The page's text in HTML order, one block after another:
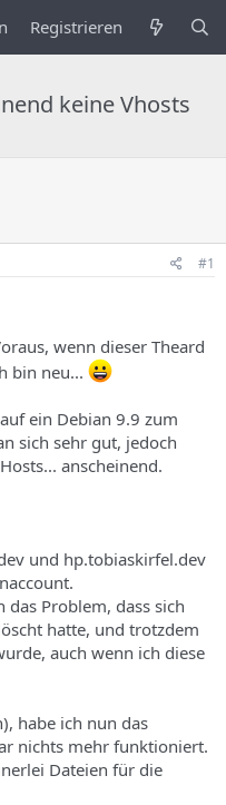
Registrieren
keine Vhosts
#1
wenn dieser Theard
bin neu...
ein Debian 9.9 zum
sich sehr gut, jedoch
anscheinend.
und hp.tobiaskirfel.dev
Problem, dass sich
hatte, und trotzdem
auch wenn ich diese
habe ich nun das
nichts mehr funktioniert.
Dateien für die